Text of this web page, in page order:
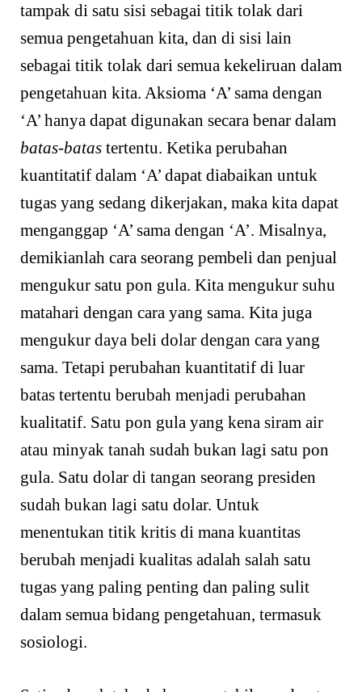
tampak di satu sisi sebagai titik tolak dari
semua pengetahuan kita, dan di sisi lain
sebagai titik tolak dari semua kekeliruan dalam
pengetahuan kita. Aksioma ‘A’ sama dengan
‘A’ hanya dapat digunakan secara benar dalam
batas-batas tertentu. Ketika perubahan
kuantitatif dalam ‘A’ dapat diabaikan untuk
tugas yang sedang dikerjakan, maka kita dapat
menganggap ‘A’ sama dengan ‘A’. Misalnya,
demikianlah cara seorang pembeli dan penjual
mengukur satu pon gula. Kita mengukur suhu
matahari dengan cara yang sama. Kita juga
mengukur daya beli dolar dengan cara yang
sama. Tetapi perubahan kuantitatif di luar
batas tertentu berubah menjadi perubahan
kualitatif. Satu pon gula yang kena siram air
atau minyak tanah sudah bukan lagi satu pon
gula. Satu dolar di tangan seorang presiden
sudah bukan lagi satu dolar. Untuk
menentukan titik kritis di mana kuantitas
berubah menjadi kualitas adalah salah satu
tugas yang paling penting dan paling sulit
dalam semua bidang pengetahuan, termasuk
sosiologi.